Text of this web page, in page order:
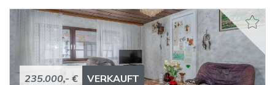
235.000,- € VERKAUFT